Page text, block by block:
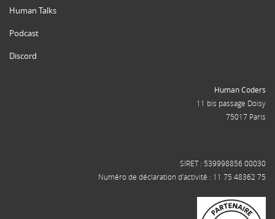
Human Talks
Podcast
Discord
Human Coders
11 bis passage Doisy
75017 Paris
SIRET : 539998856 00030
Numéro de déclaration d'activité : 11 75 48362 75